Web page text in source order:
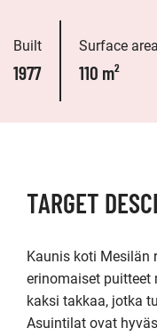
Built
1977
Surface area
110 m²
TARGET
Kaunis koti Mesilän
erinomaiset puitteet
kaksi takkaa, jotka
Asuintilat ovat